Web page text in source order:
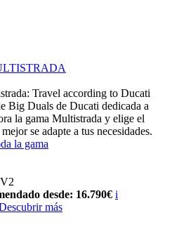
Travel according to Ducati
Big Duals de Ducati dedicada a
la gama Multistrada y elige el
se adapte a tus necesidades.
la gama
desde: 16.790€ i
más